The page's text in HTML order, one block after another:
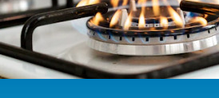
info@stadtwerke-
bewerbung@stadtwerke-